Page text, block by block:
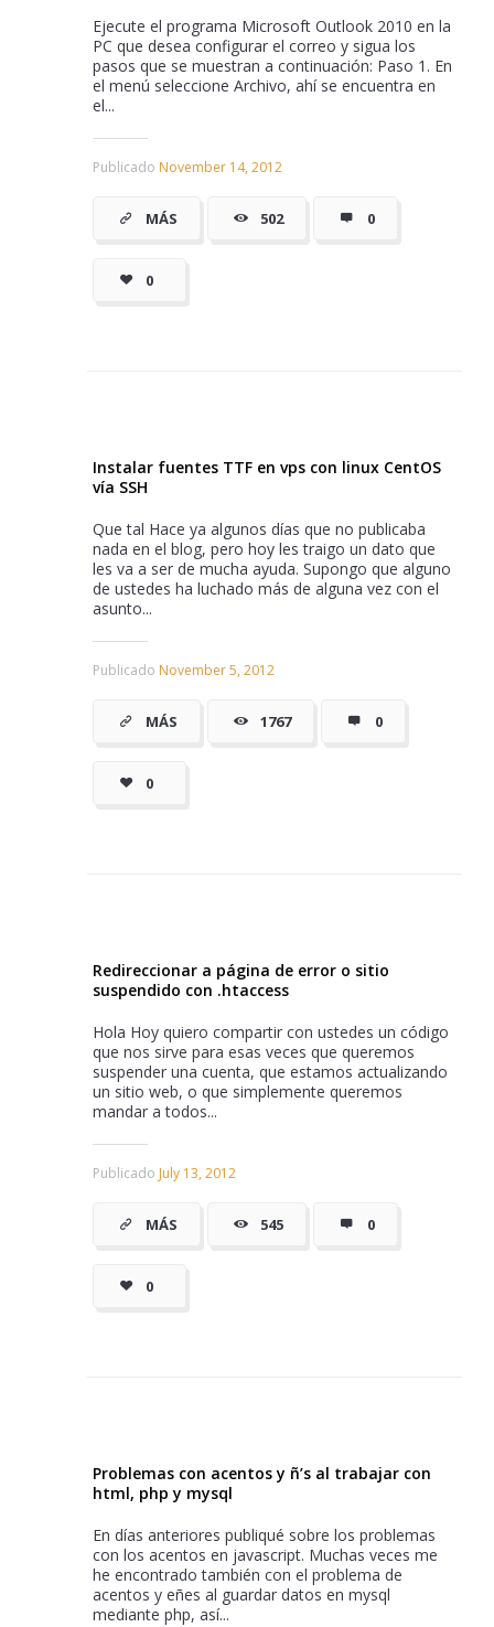
Ejecute el programa Microsoft Outlook 2010 en la
PC que desea configurar el correo y sigua los
pasos que se muestran a continuación: Paso 1. En
el menú seleccione Archivo, ahí se encuentra en
el...
Publicado November 14, 2012
MÁS 502 0
0
Instalar fuentes TTF en vps con linux CentOS
vía SSH
Que tal Hace ya algunos días que no publicaba
nada en el blog, pero hoy les traigo un dato que
les va a ser de mucha ayuda. Supongo que alguno
de ustedes ha luchado más de alguna vez con el
asunto...
Publicado November 5, 2012
MÁS 1767 0
0
Redireccionar a página de error o sitio
suspendido con .htaccess
Hola Hoy quiero compartir con ustedes un código
que nos sirve para esas veces que queremos
suspender una cuenta, que estamos actualizando
un sitio web, o que simplemente queremos
mandar a todos...
Publicado July 13, 2012
MÁS 545 0
0
Problemas con acentos y ñ’s al trabajar con
html, php y mysql
En días anteriores publiqué sobre los problemas
con los acentos en javascript. Muchas veces me
he encontrado también con el problema de
acentos y eñes al guardar datos en mysql
mediante php, así...